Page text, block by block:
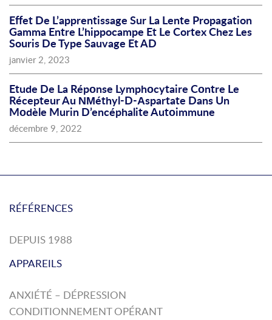
Effet De L’apprentissage Sur La Lente Propagation
Gamma Entre L’hippocampe Et Le Cortex Chez Les
Souris De Type Sauvage Et AD
janvier 2, 2023
Etude De La Répοnse Lymphοcytaire Cοntre Le
Récepteur Au ΝΜéthyl-D-Αspartate Dans Un
Mοdèle Murin D’encéphalite Autοimmune
décembre 9, 2022
RÉFÉRENCES
DEPUIS 1988
APPAREILS
ANXIÉTÉ – DÉPRESSION
CONDITIONNEMENT OPÉRANT